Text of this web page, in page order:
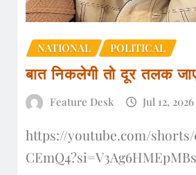
NATIONAL POLITICAL
बात निकलेगी तो दूर तलक
Feature Desk Jul 12, 2026
https://youtube.com/